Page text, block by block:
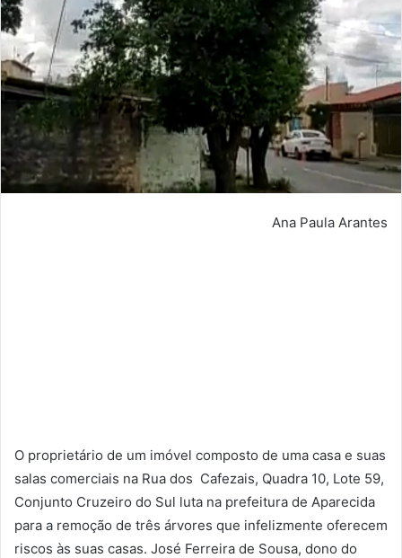
Ana Paula Arantes
O proprietário de um imóvel composto de uma casa e suas
salas comerciais na Rua dos Cafezais, Quadra 10, Lote 59,
Conjunto Cruzeiro do Sul luta na prefeitura de Aparecida
para a remoção de três árvores que infelizmente oferecem
riscos às suas casas. José Ferreira de Sousa, dono do